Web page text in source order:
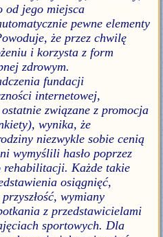
od jego miejsca
pewne elementy
że przez chwilę
i korzysta z form
zdrowym.
fundacji
internetowej,
związane z promocja
wynika, że
niezwykle sobie cenią
wymyślili hasło poprzez
Każde takie
osiągnięć,
wymiany
z przedstawicielami
sportowych. Dla